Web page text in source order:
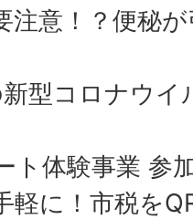
注意！？便秘
型コロナウ
ト体験事業 参
軽に！市税を